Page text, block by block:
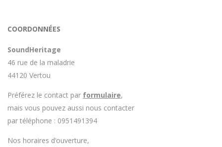
COORDONNÉES
SoundHeritage
46 rue de la maladrie
44120 Vertou
Préférez le contact par formulaire,
mais vous pouvez aussi nous contacter
par téléphone : 0951491394
Nos horaires d’ouverture,